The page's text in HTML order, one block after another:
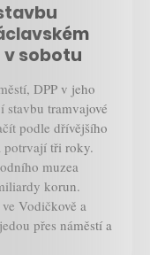
v sobotu
DPP v jeho
stavbu tramvajové
podle dřívějšího
potrvají tři roky.
muzea
korun.
Vodičkově a
přes náměstí a